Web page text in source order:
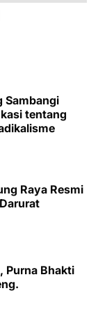
Sambangi
tentang
Raya Resmi
Purna Bhakti